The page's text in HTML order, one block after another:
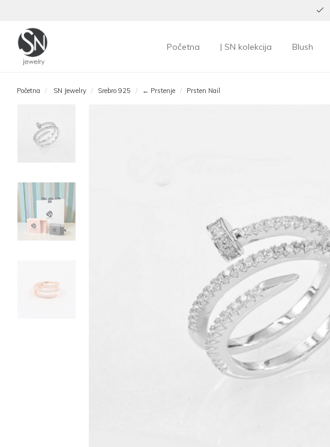
Početna | SN kolekcija Blush
Početna SN Jewelry Srebro 925 ← Prstenje Prsten Nail